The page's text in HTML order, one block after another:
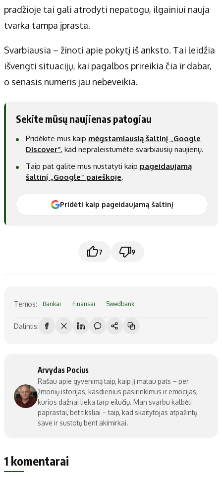
pradžioje tai gali atrodyti nepatogu, ilgainiui nauja
tvarka tampa įprasta.
Svarbiausia – žinoti apie pokytį iš anksto. Tai leidžia
išvengti situacijų, kai pagalbos prireikia čia ir dabar,
o senasis numeris jau nebeveikia.
Sekite mūsų naujienas patogiau
Pridėkite mus kaip mėgstamiausią šaltinį „Google
Discover“, kad nepraleistumėte svarbiausių naujienų.
Taip pat galite mus nustatyti kaip pageidaujamą
šaltinį „Google“ paieškoje.
Pridėti kaip pageidaujamą šaltinį
7 9
Temos: Bankai Finansai Swedbank
Dalintis:
Arvydas Pocius
Rašau apie gyvenimą taip, kaip jį matau pats – per
žmonių istorijas, kasdienius pasirinkimus ir emocijas,
kurios dažnai lieka tarp eilučių. Man svarbu kalbėti
paprastai, bet tiksliai – taip, kad skaitytojas atpažintų
save ir sustotų bent akimirkai.
1 komentarai